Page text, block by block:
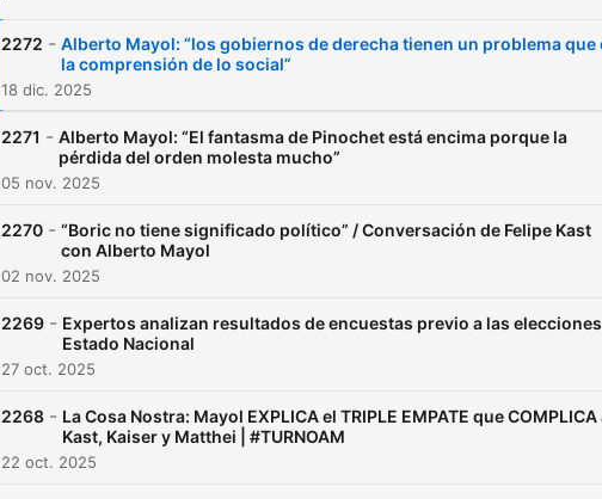
2272 - Alberto Mayol: “los gobiernos de derecha tienen un problema que
la comprensión de lo social”
18 dic. 2025
2271 - Alberto Mayol: “El fantasma de Pinochet está encima porque la
pérdida del orden molesta mucho”
05 nov. 2025
2270 - “Boric no tiene significado político” / Conversación de Felipe Kast
con Alberto Mayol
02 nov. 2025
2269 - Expertos analizan resultados de encuestas previo a las
Estado Nacional
27 oct. 2025
2268 - La Cosa Nostra: Mayol EXPLICA el TRIPLE EMPATE que COMPLICA
Kast, Kaiser y Matthei | #TURNOAM
22 oct. 2025